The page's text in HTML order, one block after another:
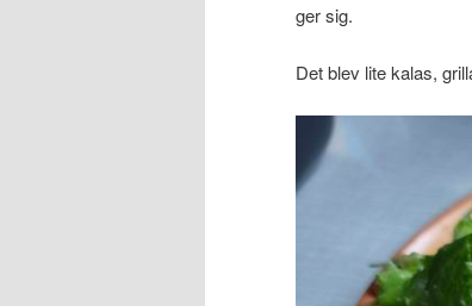
ger sig.
Det blev lite kalas,